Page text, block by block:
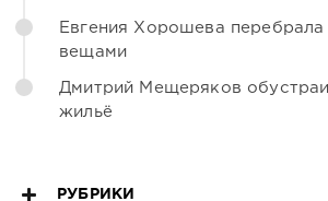
Евгения Хорошева
вещами
Дмитрий Мещеряков
жильё
РУБРИКИ